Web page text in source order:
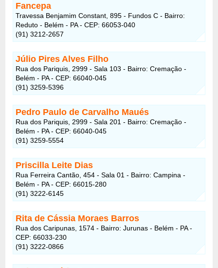
Fancepa
Travessa Benjamim Constant, 895 - Fundos C - Bairro:
Reduto - Belém - PA - CEP: 66053-040
(91) 3212-2657
Júlio Pires Alves Filho
Rua dos Pariquis, 2999 - Sala 103 - Bairro: Cremação -
Belém - PA - CEP: 66040-045
(91) 3259-5396
Pedro Paulo de Carvalho Maués
Rua dos Pariquis, 2999 - Sala 201 - Bairro: Cremação -
Belém - PA - CEP: 66040-045
(91) 3259-5554
Priscilla Leite Dias
Rua Ferreira Cantão, 454 - Sala 01 - Bairro: Campina -
Belém - PA - CEP: 66015-280
(91) 3222-6145
Rita de Cássia Moraes Barros
Rua dos Caripunas, 1574 - Bairro: Jurunas - Belém - PA -
CEP: 66033-230
(91) 3222-0866